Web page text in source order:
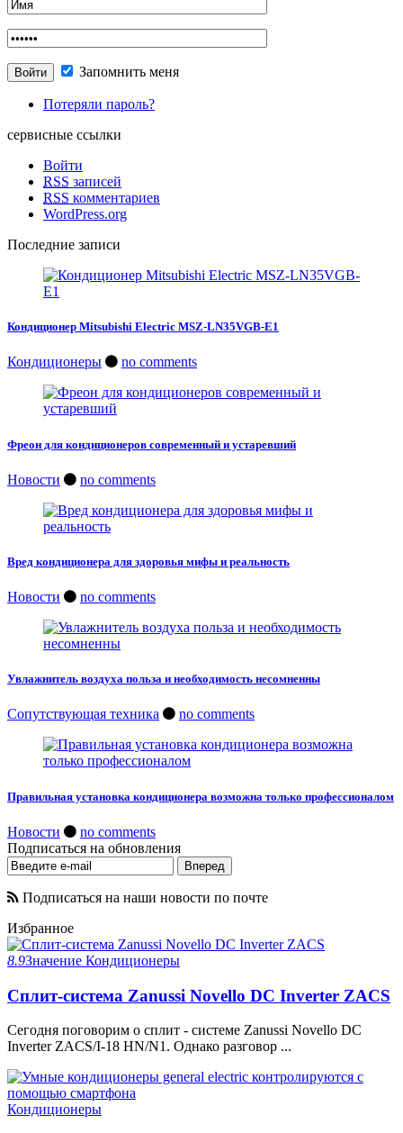
Запомнить меня
Потеряли пароль?
сервисные ссылки
Войти
RSS записей
RSS комментариев
WordPress.org
Последние записи
Кондиционер Mitsubishi Electric MSZ-LN35VGB-E1
Кондиционеры no comments
Фреон для кондиционеров современный и устаревший
Новости no comments
Вред кондиционера для здоровья мифы и реальность
Новости no comments
Увлажнитель воздуха польза и необходимость несомненны
Сопутствующая техника no comments
Правильная установка кондиционера возможна только профессионалом
Новости
no comments
Подписаться на обновления
Подписаться на наши новости по почте
Избранное
8.9Значение Кондиционеры
Сплит-система Zanussi Novello DC Inverter ZACS
Сегодня поговорим о сплит - системе Zanussi Novello DC
Inverter ZACS/I-18 HN/N1. Однако разговор ...
Кондиционеры